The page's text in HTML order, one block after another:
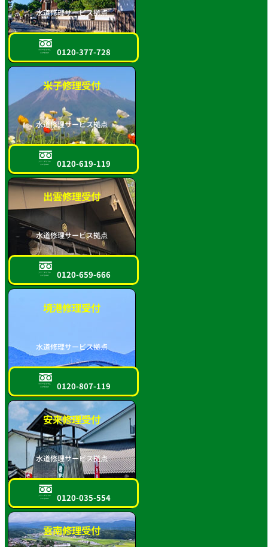
水道修理サービス拠点
フリーダイヤル
スマホOK!! 0120-377-728
米子修理受付
水道修理サービス拠点
フリーダイヤル
スマホOK!! 0120-619-119
出雲修理受付
水道修理サービス拠点
フリーダイヤル
スマホOK!! 0120-659-666
境港修理受付
水道修理サービス拠点
フリーダイヤル
スマホOK!! 0120-807-119
安来修理受付
水道修理サービス拠点
フリーダイヤル
スマホOK!! 0120-035-554
雲南修理受付